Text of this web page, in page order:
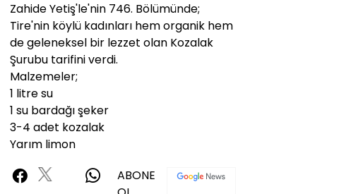
Zahide Yetiş'le'nin 746. Bölümünde;
Tire'nin köylü kadınları hem organik hem
de geleneksel bir lezzet olan Kozalak
Şurubu tarifini verdi.
Malzemeler;
1 litre su
1 su bardağı şeker
3-4 adet kozalak
Yarım limon
ABONE